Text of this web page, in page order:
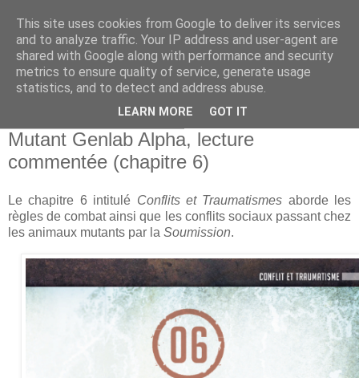
Mutant Genlab Alpha, lecture
commentée (chapitre 6)
Le chapitre 6 intitulé Conflits et Traumatismes aborde les
règles de combat ainsi que les conflits sociaux passant chez
les animaux mutants par la Soumission.
This site uses cookies from Google to deliver its services
and to analyze traffic. Your IP address and user-agent are
shared with Google along with performance and security
metrics to ensure quality of service, generate usage
statistics, and to detect and address abuse.
LEARN MORE GOT IT